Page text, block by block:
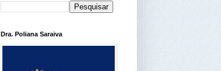
Dra. Poliana Saraiva